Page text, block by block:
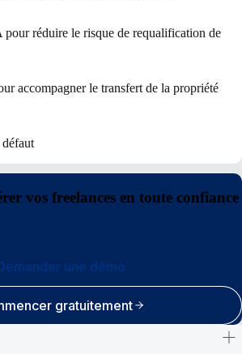
pour réduire le risque de requalification de
accompagner le transfert de la propriété
vos freelances en toute confiance
une démo
gratuitement